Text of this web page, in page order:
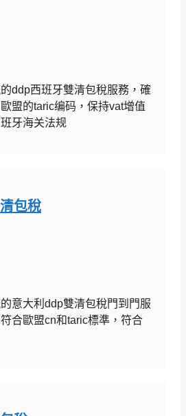
ddp西班牙雙清包稅服務，確
盟的taric编码，保持vat增值
牙海关法规
包稅
意大利ddp雙清包稅門到門服
合歐盟cn和taric標準，符合